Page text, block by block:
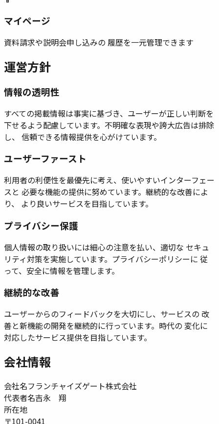
マイページ
資料請求や説明会申し込みの 履歴を一元管理できます
運営方針
情報の透明性
すべての掲載情報は事実に基づき、ユーザーが正しい判断を
下せるよう配慮しています。不明確な表現や誇大広告は排除
し、 信頼できる情報提供を心がけています。
ユーザーファースト
利用者の利便性を最優先に考え、使いやすいインターフェー
スと 必要な機能の提供に努めています。継続的な改善によ
り、 より良いサービスを目指しています。
プライバシー保護
個人情報の取り扱いには細心の注意を払い、適切な セキュ
リティ対策を実施しています。プライバシーポリシーに 従
って、安全に情報を管理します。
継続的な改善
ユーザーからのフィードバックを大切にし、サービスの 改
善と新機能の開発を継続的に行っています。時代の 変化に
対応したサービス提供を目指しています。
会社情報
会社名フランチャイズゲート株式会社
代表者名吉永 翔
所在地
〒101-0041